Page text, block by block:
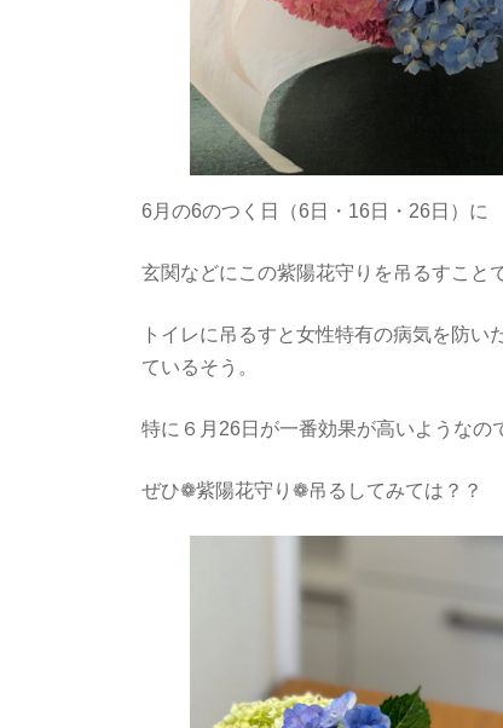
6月の6のつく日（6日・16日・26日）に
玄関などにこの紫陽花守りを吊るすこと
トイレに吊るすと女性特有の病気を防
ているそう。
特に６月26日が一番効果が高いようなの
ぜひ❁紫陽花守り❁吊るしてみては？？